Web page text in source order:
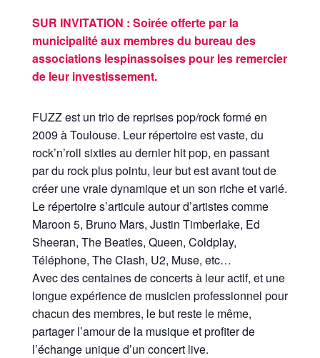
SUR INVITATION : Soirée offerte par la
municipalité aux membres du bureau des
associations lespinassoises pour les remercier
de leur investissement.
FUZZ est un trio de reprises pop/rock formé en
2009 à Toulouse. Leur répertoire est vaste, du
rock’n’roll sixties au dernier hit pop, en passant
par du rock plus pointu, leur but est avant tout de
créer une vraie dynamique et un son riche et varié.
Le répertoire s’articule autour d’artistes comme
Maroon 5, Bruno Mars, Justin Timberlake, Ed
Sheeran, The Beatles, Queen, Coldplay,
Téléphone, The Clash, U2, Muse, etc…
Avec des centaines de concerts à leur actif, et une
longue expérience de musicien professionnel pour
chacun des membres, le but reste le même,
partager l’amour de la musique et profiter de
l’échange unique d’un concert live.